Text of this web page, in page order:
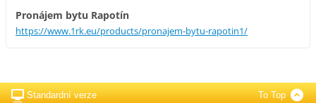
Pronájem bytu Rapotín
https://www.1rk.eu/products/pronajem-bytu-rapotin1/
Standardní verze To Top